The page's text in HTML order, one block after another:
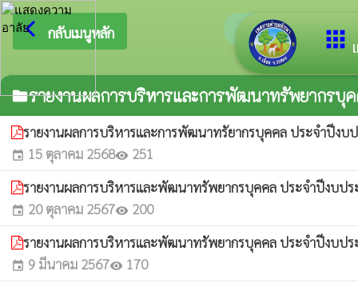
apps
arrow_back_ios กลับเมนูหลัก ยินดีต้
folderรายงานผลการบริหารและการพัฒนาทรัพยากรบุ
รายงานผลการบริหารและการพัฒนาทรัยากรบุคคล ประจำปีง
event 15 ตุลาคม 2568visibility 251
รายงานผลการบริหารและพัฒนาทรัพยากรบุคคล ประจำปีงบป
event 20 ตุลาคม 2567visibility 200
รายงานผลการบริหารและพัฒนาทรัพยากรบุคคล ประจำปีงบป
event 9 มีนาคม 2567visibility 170